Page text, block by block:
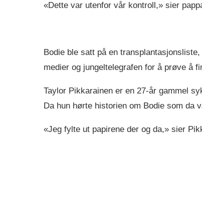
«Dette var utenfor vår kontroll,» sier
Bodie ble satt på en
medier og jungeltelegrafen for å prøve å
Taylor Pikkarainen er en 27-år gammel
Da hun hørte historien om Bodie som da
«Jeg fylte ut papirene der og da,» sier